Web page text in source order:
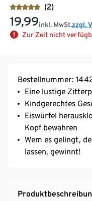
(2)
19,99inkl. MwSt.zzgl.
Zur Zeit nicht
Bestellnummer:
Eine lustige
Kindgerechtes
Eiswürfel
Kopf bewahren
Wem es gelingt,
lassen, gewinnt!